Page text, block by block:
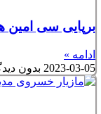
برپایی سی امین
ادامه »
2023-03-05 بدون